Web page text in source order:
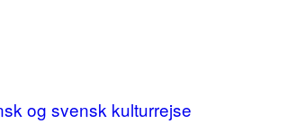
og svensk kulturrejse